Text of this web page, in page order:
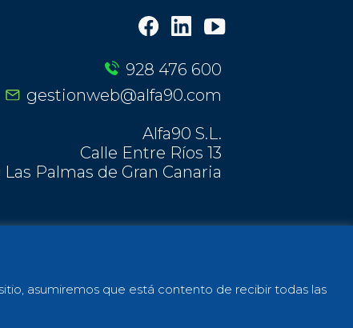
928 476 600
gestionweb@alfa90.com
Alfa90 S.L.
Calle Entre Ríos 13
Las Palmas de Gran Canaria
derechos reservados - Alfa90
asumiremos que está contento de recibir todas las